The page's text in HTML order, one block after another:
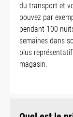
du transport et
pouvez par
pendant 100
semaines dans
plus
magasin.